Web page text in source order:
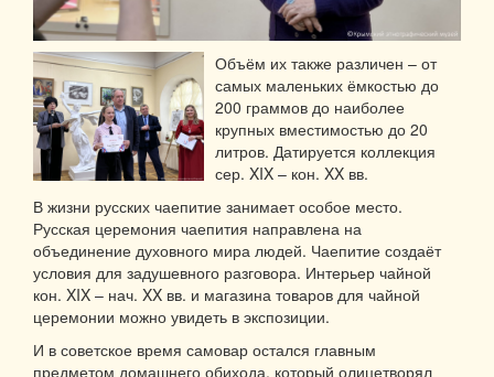
Объём их также различен – от
самых маленьких ёмкостью до
200 граммов до наиболее
крупных вместимостью до 20
литров. Датируется коллекция
сер. XIX – кон. XX вв.
В жизни русских чаепитие занимает особое место.
Русская церемония чаепития направлена на
объединение духовного мира людей. Чаепитие создаёт
условия для задушевного разговора. Интерьер чайной
кон. XIX – нач. XX вв. и магазина товаров для чайной
церемонии можно увидеть в экспозиции.
И в советское время самовар остался главным
предметом домашнего обихода, который олицетворял